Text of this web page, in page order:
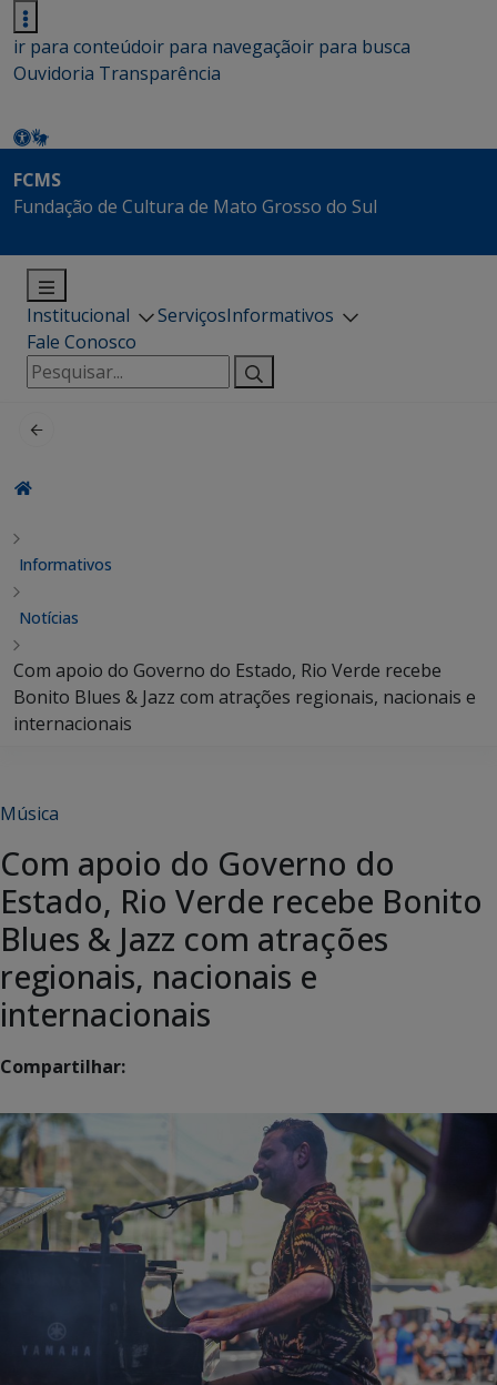
ir para conteúdoir para navegaçãoir para busca
Ouvidoria Transparência
FCMS
Fundação de Cultura de Mato Grosso do Sul
Institucional ServiçosInformativos
Fale Conosco
Pesquisar
por:
Informativos
Notícias
Com apoio do Governo do Estado, Rio Verde recebe
Bonito Blues & Jazz com atrações regionais, nacionais e
internacionais
Música
Com apoio do Governo do
Estado, Rio Verde recebe Bonito
Blues & Jazz com atrações
regionais, nacionais e
internacionais
Compartilhar: